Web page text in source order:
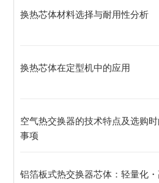
换热芯体材料选择与耐用性分析
换热芯体在定型机中的应用
空气热交换器的技术特点及选购
事项
铝箔板式热交换器芯体：轻量化